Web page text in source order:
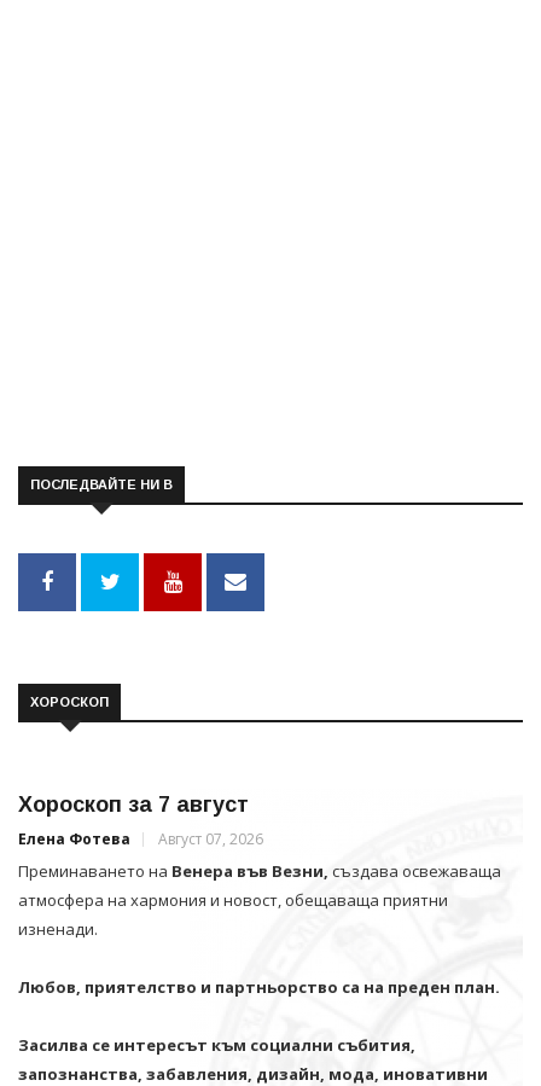
ПОСЛЕДВАЙТЕ НИ В
ХОРОСКОП
Хороскоп за 7 август
Елена Фотева Август 07, 2026
Преминаването на Венера във Везни, създава освежаваща
атмосфера на хармония и новост, обещаваща приятни
изненади.
Любов, приятелство и партньорство са на преден план.
Засилва се интересът към социални събития,
запознанства, забавления, дизайн, мода, иновативни